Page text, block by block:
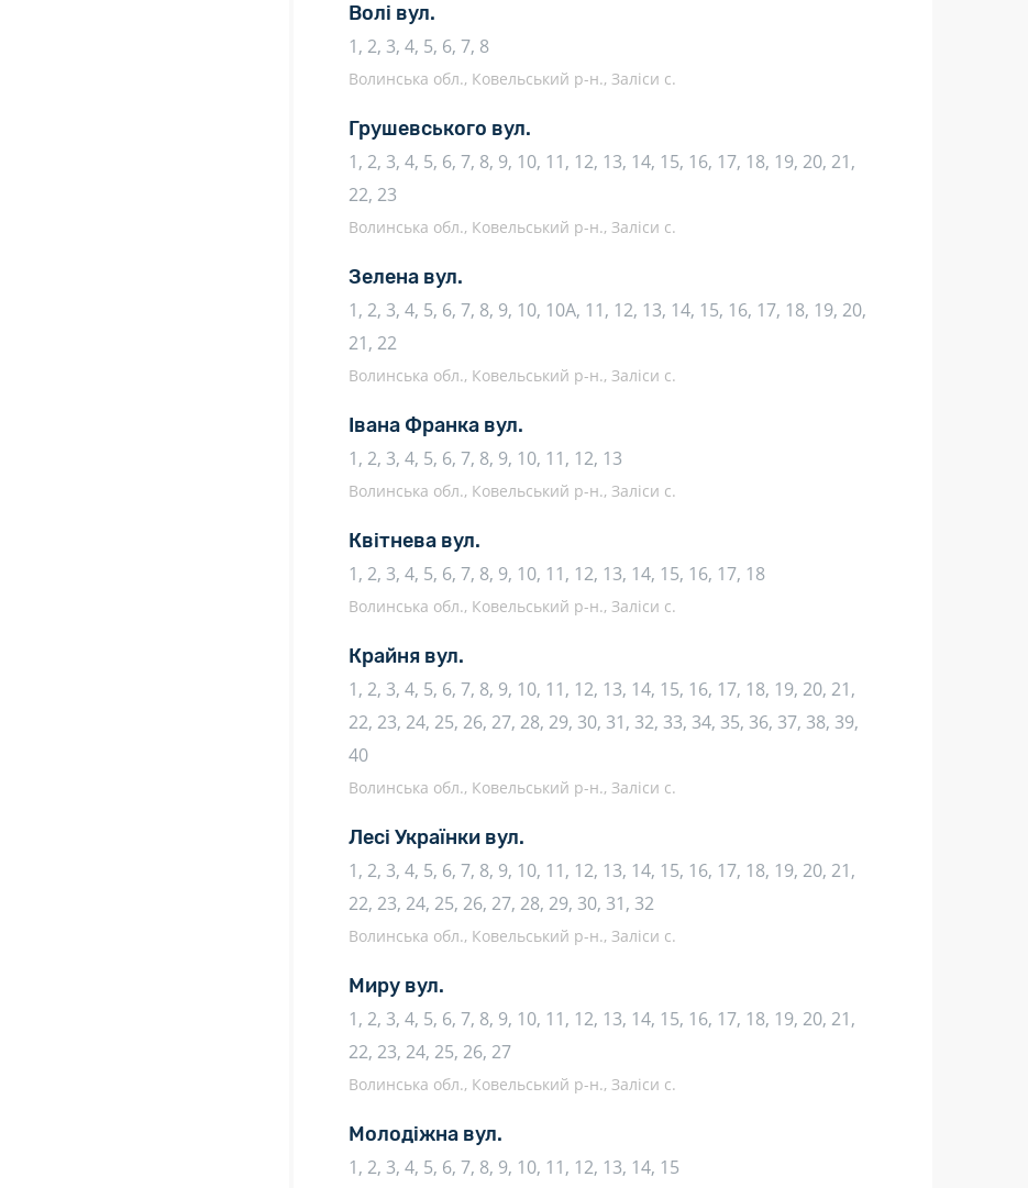
Волі вул.
1, 2, 3, 4, 5, 6, 7, 8
Волинська обл., Ковельський р-н., Заліси с.
Грушевського вул.
1, 2, 3, 4, 5, 6, 7, 8, 9, 10, 11, 12, 13, 14, 15, 16, 17, 18, 19, 20, 21,
22, 23
Волинська обл., Ковельський р-н., Заліси с.
Зелена вул.
1, 2, 3, 4, 5, 6, 7, 8, 9, 10, 10А, 11, 12, 13, 14, 15, 16, 17, 18, 19, 20,
21, 22
Волинська обл., Ковельський р-н., Заліси с.
Івана Франка вул.
1, 2, 3, 4, 5, 6, 7, 8, 9, 10, 11, 12, 13
Волинська обл., Ковельський р-н., Заліси с.
Квітнева вул.
1, 2, 3, 4, 5, 6, 7, 8, 9, 10, 11, 12, 13, 14, 15, 16, 17, 18
Волинська обл., Ковельський р-н., Заліси с.
Крайня вул.
1, 2, 3, 4, 5, 6, 7, 8, 9, 10, 11, 12, 13, 14, 15, 16, 17, 18, 19, 20, 21,
22, 23, 24, 25, 26, 27, 28, 29, 30, 31, 32, 33, 34, 35, 36, 37, 38, 39,
40
Волинська обл., Ковельський р-н., Заліси с.
Лесі Українки вул.
1, 2, 3, 4, 5, 6, 7, 8, 9, 10, 11, 12, 13, 14, 15, 16, 17, 18, 19, 20, 21,
22, 23, 24, 25, 26, 27, 28, 29, 30, 31, 32
Волинська обл., Ковельський р-н., Заліси с.
Миру вул.
1, 2, 3, 4, 5, 6, 7, 8, 9, 10, 11, 12, 13, 14, 15, 16, 17, 18, 19, 20, 21,
22, 23, 24, 25, 26, 27
Волинська обл., Ковельський р-н., Заліси с.
Молодіжна вул.
1, 2, 3, 4, 5, 6, 7, 8, 9, 10, 11, 12, 13, 14, 15